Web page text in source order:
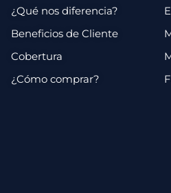
¿Qué nos diferencia?
Beneficios de Cliente
Cobertura
¿Cómo comprar?